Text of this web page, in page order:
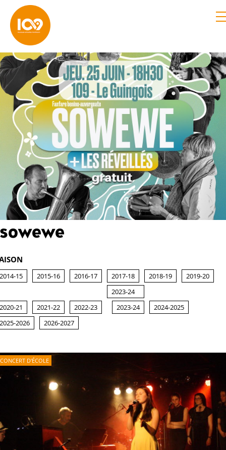
sowewe
2014-15 2015-16 2016-17 2017-18 2018-19 2019-20
2020-21 2021-22 2022-23
2023-24
2023-24
2024-2025
2025-2026
2026-2027
CONCERT D'ÉCOLE